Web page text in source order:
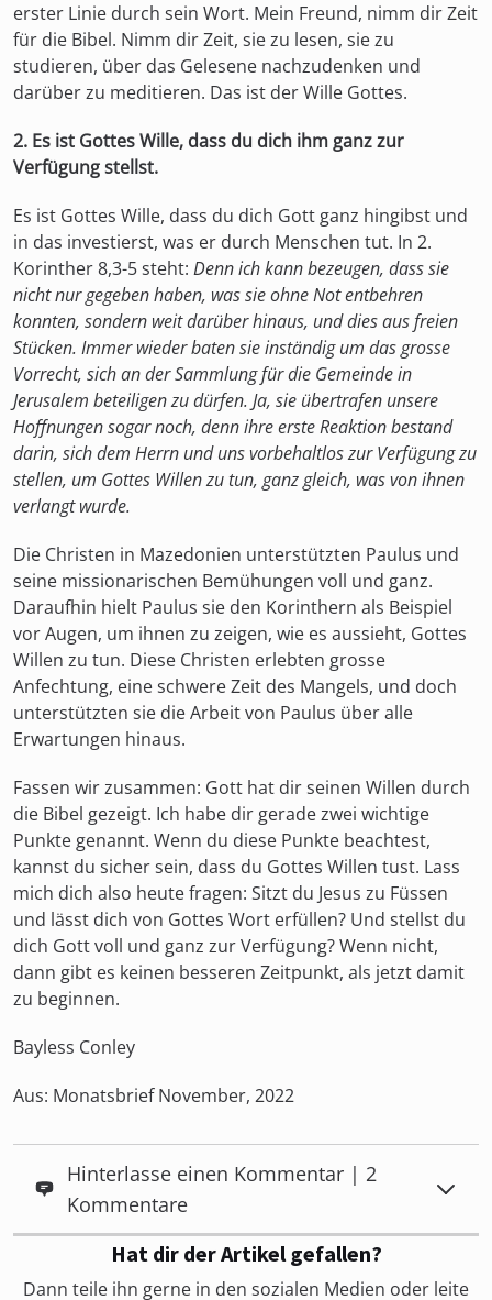
erster Linie durch sein Wort. Mein Freund, nimm dir Zeit
für die Bibel. Nimm dir Zeit, sie zu lesen, sie zu
studieren, über das Gelesene nachzudenken und
darüber zu meditieren. Das ist der Wille Gottes.
2. Es ist Gottes Wille, dass du dich ihm ganz zur
Verfügung stellst.
Es ist Gottes Wille, dass du dich Gott ganz hingibst und
in das investierst, was er durch Menschen tut. In 2.
Korinther 8,3-5 steht: Denn ich kann bezeugen, dass sie
nicht nur gegeben haben, was sie ohne Not entbehren
konnten, sondern weit darüber hinaus, und dies aus freien
Stücken. Immer wieder baten sie inständig um das grosse
Vorrecht, sich an der Sammlung für die Gemeinde in
Jerusalem beteiligen zu dürfen. Ja, sie übertrafen unsere
Hoffnungen sogar noch, denn ihre erste Reaktion bestand
darin, sich dem Herrn und uns vorbehaltlos zur Verfügung zu
stellen, um Gottes Willen zu tun, ganz gleich, was von ihnen
verlangt wurde.
Die Christen in Mazedonien unterstützten Paulus und
seine missionarischen Bemühungen voll und ganz.
Daraufhin hielt Paulus sie den Korinthern als Beispiel
vor Augen, um ihnen zu zeigen, wie es aussieht, Gottes
Willen zu tun. Diese Christen erlebten grosse
Anfechtung, eine schwere Zeit des Mangels, und doch
unterstützten sie die Arbeit von Paulus über alle
Erwartungen hinaus.
Fassen wir zusammen: Gott hat dir seinen Willen durch
die Bibel gezeigt. Ich habe dir gerade zwei wichtige
Punkte genannt. Wenn du diese Punkte beachtest,
kannst du sicher sein, dass du Gottes Willen tust. Lass
mich dich also heute fragen: Sitzt du Jesus zu Füssen
und lässt dich von Gottes Wort erfüllen? Und stellst du
dich Gott voll und ganz zur Verfügung? Wenn nicht,
dann gibt es keinen besseren Zeitpunkt, als jetzt damit
zu beginnen.
Bayless Conley
Aus: Monatsbrief November, 2022
Hinterlasse einen Kommentar | 2
Kommentare
Hat dir der Artikel gefallen?
Dann teile ihn gerne in den sozialen Medien oder leite